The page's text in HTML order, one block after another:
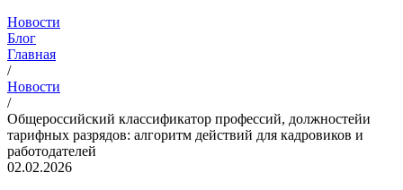
Новости
Блог
Главная
/
Новости
/
Общероссийский классификатор профессий, должностейи
тарифных разрядов: алгоритм действий для кадровиков и
работодателей
02.02.2026